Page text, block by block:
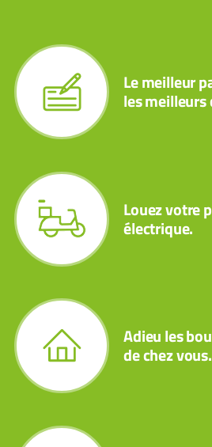
Le meilleur
les meilleurs
Louez votre
électrique.
Adieu les
de chez vous.